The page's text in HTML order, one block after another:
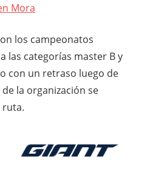
Mora
los campeonatos
las categorías master B y
con un retraso luego de
la organización se
ruta.